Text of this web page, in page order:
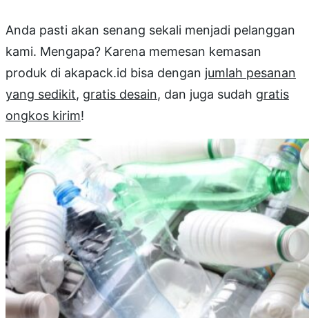
Anda pasti akan senang sekali menjadi pelanggan
kami. Mengapa? Karena memesan kemasan
produk di akapack.id bisa dengan jumlah pesanan
yang sedikit, gratis desain, dan juga sudah gratis
ongkos kirim!